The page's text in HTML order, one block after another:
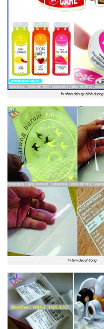
In nhãn dán tại bình dương
in tem decal trong